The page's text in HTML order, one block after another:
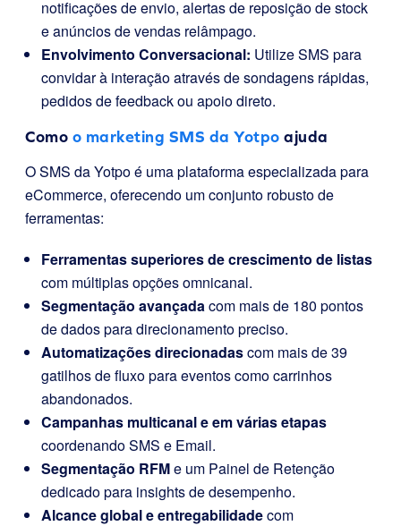
notificações de envio, alertas de reposição de stock
e anúncios de vendas relâmpago.
Envolvimento Conversacional: Utilize SMS para
convidar à interação através de sondagens rápidas,
pedidos de feedback ou apoio direto.
Como o marketing SMS da Yotpo ajuda
O SMS da Yotpo é uma plataforma especializada para
eCommerce, oferecendo um conjunto robusto de
ferramentas:
Ferramentas superiores de crescimento de listas
com múltiplas opções omnicanal.
Segmentação avançada com mais de 180 pontos
de dados para direcionamento preciso.
Automatizações direcionadascom mais de 39
gatilhos de fluxo para eventos como carrinhos
abandonados.
Campanhas multicanal e em várias etapas
coordenando SMS e Email.
Segmentação RFMe um Painel de Retenção
dedicado para insights de desempenho.
Alcance global e entregabilidadecom